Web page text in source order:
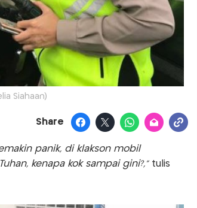
Siahaan)
Share
panik, di klakson mobil
kenapa kok sampai gini?," tulis